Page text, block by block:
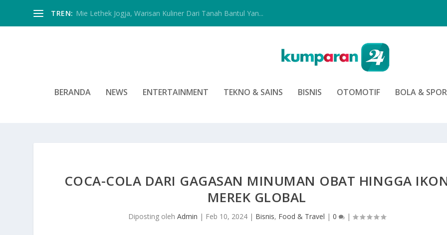
TREN: Mie Lethek Jogja, Warisan Kuliner Dari Tanah Bantul Yan...
BERANDA NEWS ENTERTAINMENT TEKNO & SAINS BISNIS OTOMOTIF BOLA &
COCA-COLA DARI GAGASAN MINUMAN OBAT HINGGA
MEREK GLOBAL
Diposting oleh Admin | Feb 10, 2024| Bisnis, Food & Travel | 0 |